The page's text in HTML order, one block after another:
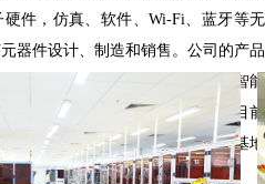
件，仿真、软件、Wi-Fi、蓝牙等无
器件设计、制造和销售。公司的产品
、汽车类声学模组、音响系统、智能
数字功放、聚合物锂电池等，是目前
音响及智能硬件产品设计和生产基地